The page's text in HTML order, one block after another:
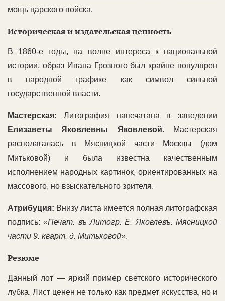
мощь царского войска.
Историческая и издательская ценность
В 1860-е годы, на волне интереса к национальной
истории, образ Ивана Грозного был крайне популярен
в народной графике как символ сильной
государственной власти.
Мастерская: Литография напечатана в заведении
Елизаветы Яковлевны Яковлевой. Мастерская
располагалась в Мясницкой части Москвы (дом
Митьковой) и была известна качественным
исполнением народных картинок, ориентированных на
массового, но взыскательного зрителя.
Атрибуция: Внизу листа имеется полная литографская
подпись:«Печат. въ Литогр. Е. Яковлевъ. Мясницкой
части 9. кварт. д. Митьковой».
Резюме
Данный лот — яркий пример светского исторического
лубка. Лист ценен не только как предмет искусства, но и